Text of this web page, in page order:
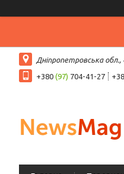
Дніпропетровська обл.,
+380 (97) 704-41-27